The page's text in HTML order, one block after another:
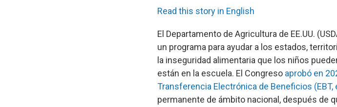
Read this story in English
El Departamento de Agricultura de EE.UU.
un programa para ayudar a los estados,
la inseguridad alimentaria que los niños
están en la escuela. El Congreso aprobó en
Transferencia Electrónica de Beneficios (EBT,
permanente de ámbito nacional, después de